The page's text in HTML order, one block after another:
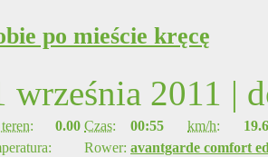
po mieście kręcę
września 2011 |
0.00 Czas: 00:55 km/h:
Rower: avantgarde comfort